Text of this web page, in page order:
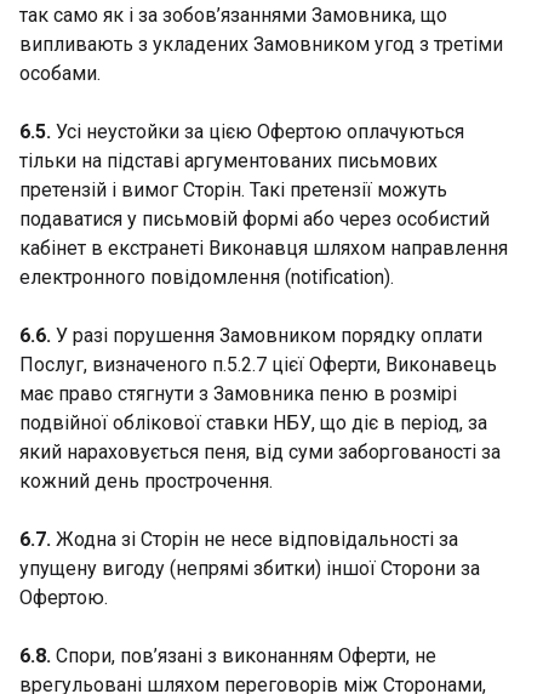
так само як і за зобов’язаннями Замовника, що
випливають з укладених Замовником угод з третіми
особами.
6.5. Усі неустойки за цією Офертою оплачуються
тільки на підставі аргументованих письмових
претензій і вимог Сторін. Такі претензії можуть
подаватися у письмовій формі або через особистий
кабінет в екстранеті Виконавця шляхом направлення
електронного повідомлення (notification).
6.6. У разі порушення Замовником порядку оплати
Послуг, визначеного п.5.2.7 цієї Оферти, Виконавець
має право стягнути з Замовника пеню в розмірі
подвійної облікової ставки НБУ, що діє в період, за
який нараховується пеня, від суми заборгованості за
кожний день прострочення.
6.7. Жодна зі Сторін не несе відповідальності за
упущену вигоду (непрямі збитки) іншої Сторони за
Офертою.
6.8. Спори, пов’язані з виконанням Оферти, не
врегульовані шляхом переговорів між Сторонами,